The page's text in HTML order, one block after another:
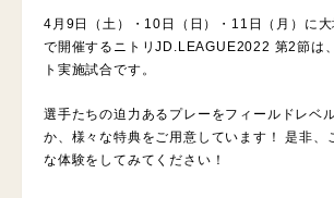
4月9日（土）・10日（日）・11日（月）に
で開催するニトリJD.LEAGUE2022 第2節は
ト実施試合です。
選手たちの迫力あるプレーをフィールドレベ
か、様々な特典をご用意しています！ 是非、
な体験をしてみてください！